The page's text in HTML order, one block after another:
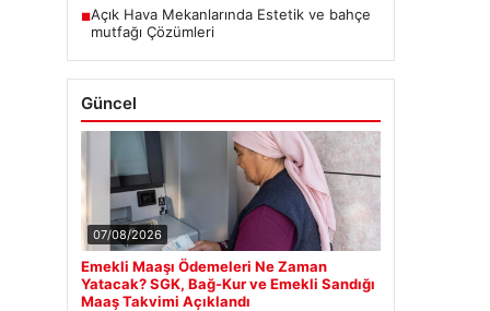
■Açık Hava Mekanlarında Estetik ve bahçe
mutfağı Çözümleri
Güncel
07/08/2026
Emekli Maaşı Ödemeleri Ne Zaman
Yatacak? SGK, Bağ-Kur ve Emekli Sandığı
Maaş Takvimi Açıklandı